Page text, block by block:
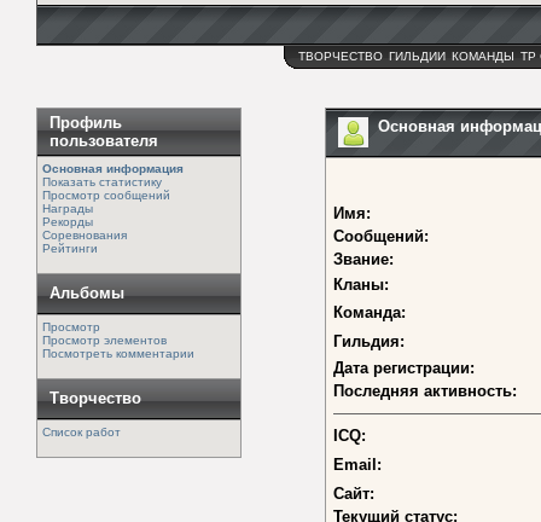
ТВОРЧЕСТВО ГИЛЬДИИ КОМАНДЫ ТР
Профиль
пользователя
Основная информация
Показать статистику
Просмотр сообщений
Награды
Рекорды
Соревнования
Рейтинги
Альбомы
Просмотр
Просмотр элементов
Посмотреть комментарии
Творчество
Список работ
Основная
Имя:
Сообщений:
Звание:
Кланы:
Команда:
Гильдия:
Дата регистрации:
Последняя активность:
ICQ:
Email:
Сайт:
Текущий статус: